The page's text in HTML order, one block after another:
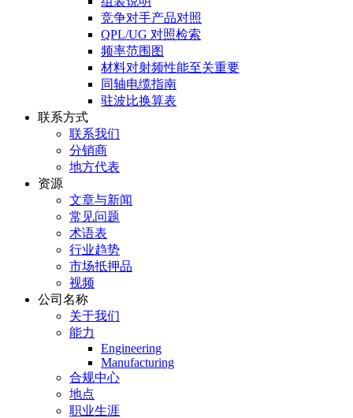
竞争对手产品对照
QPL/UG 对照检索
频率范围图
材料对射频性能至关重要
同轴电缆指南
驻波比换算表
联系方式
联系我们
分销商
地方代表
资源
文章与新闻
常见问题
术语表
行业趋势
市场抵押品
视频
公司名称
关于我们
能力
Engineering
Manufacturing
合规中心
地点
职业生涯